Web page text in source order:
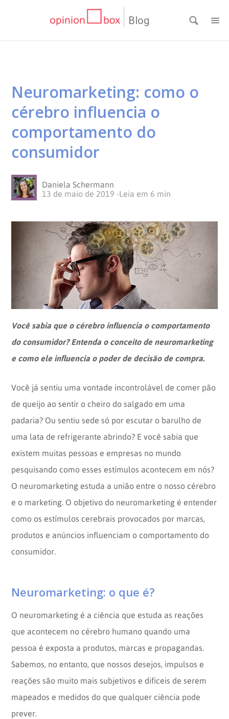
Blog
Neuromarketing: como o
cérebro influencia o
comportamento do
consumidor
Daniela Schermann
13 de maio de 2019 -Leia em 6 min
Você sabia que o cérebro influencia o comportamento
do consumidor? Entenda o conceito de neuromarketing
e como ele influencia o poder de decisão de compra.
Você já sentiu uma vontade incontrolável de comer pão
de queijo ao sentir o cheiro do salgado em uma
padaria? Ou sentiu sede só por escutar o barulho de
uma lata de refrigerante abrindo? E você sabia que
existem muitas pessoas e empresas no mundo
pesquisando como esses estímulos acontecem em nós?
O neuromarketing estuda a união entre o nosso cérebro
e o marketing. O objetivo do neuromarketing é entender
como os estímulos cerebrais provocados por marcas,
produtos e anúncios influenciam o comportamento do
consumidor.
Neuromarketing: o que é?
O neuromarketing é a ciência que estuda as reações
que acontecem no cérebro humano quando uma
pessoa é exposta a produtos, marcas e propagandas.
Sabemos, no entanto, que nossos desejos, impulsos e
reações são muito mais subjetivos e difíceis de serem
mapeados e medidos do que qualquer ciência pode
prever.
CATEGORIAS
Dicas
Pesquisas
Inovação
Customer
DE
MATERIAIS
SOBRE
SOLUÇÕES
Customizadas